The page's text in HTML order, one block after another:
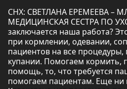
СНХ: СВЕТЛАНА ЕРЕМЕЕВА –
МЕДИЦИНСКАЯ СЕСТРА ПО
заключается наша работа?
при кормлении, одевании,
пациентов на все
купании. Помогаем кормить,
помощь, то, что требуется
помогаем пациентам. Еще ни